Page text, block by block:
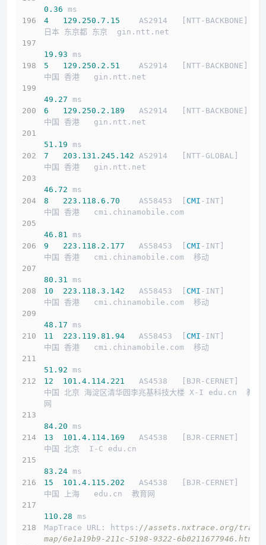
0.36 ms
4
129.250 .7 .15
    AS2914   [NTT-BACKBONE]
日本 东京都 东京  gin.ntt.net
19.93 ms
5
129.250 .2 .51
    AS2914   [NTT-BACKBONE]
中国 香港   gin.ntt.net
49.27 ms
6
129.250 .2 .189
   AS2914   [NTT-BACKBONE]
中国 香港   gin.ntt.net
51.19 ms
7
203.131 .245 .142 AS2914   [NTT-GLOBAL]
中国 香港   gin.ntt.net
46.72 ms
8
223.118 .6 .70
    AS58453  [
CMI -INT]
中国 香港   cmi.chinamobile.com
46.81 ms
9
223.118 .2 .177
   AS58453  [
CMI -INT]
中国 香港   cmi.chinamobile.com  移动
80.31 ms
10
223.118 .3 .142
   AS58453  [
CMI -INT]
中国 香港   cmi.chinamobile.com  移动
48.17 ms
11
223.119 .81 .94
   AS58453  [
CMI -INT]
中国 香港   cmi.chinamobile.com  移动
51.92 ms
12
101.4 .114 .221
   AS4538   [BJR-CERNET]
中国 北京 海淀区清华园李兆基科技大楼 X-I edu.cn  教育
网
84.20 ms
13
101.4 .114 .169
   AS4538   [BJR-CERNET]
中国 北京  I-C edu.cn
83.24 ms
15
101.4 .115 .202
   AS4538   [BJR-CERNET]
中国 上海   edu.cn  教育网
110.28 ms
MapTrace URL: https: //assets.nxtrace.org/trace
map/6e1a19b9-211c-5198-9322-6b0211677946.html